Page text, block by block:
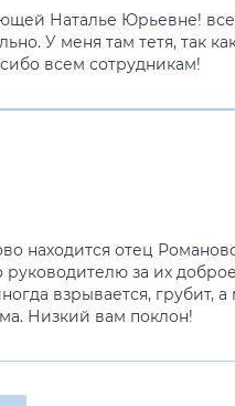
Наталье Юрьевне!
У меня там тетя, так
всем сотрудникам!
находится отец
руководителю за их
взрывается,
Низкий вам поклон!